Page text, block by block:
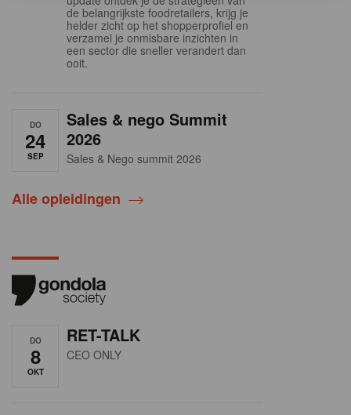
de belangrijkste foodretailers, krijg je
helder zicht op het shopperprofiel en
verzamel je onmisbare inzichten in
een sector die sneller verandert dan
ooit.
DO
24
SEP
Sales & nego Summit
2026
Sales & Nego summit 2026
Alle opleidingen
DO
8
OKT
RET-TALK
CEO ONLY